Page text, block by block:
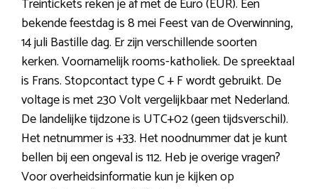
Treintickets reken je af met de Euro (EUR). Een
bekende feestdag is 8 mei Feest van de Overwinning,
14 juli Bastille dag. Er zijn verschillende soorten
kerken. Voornamelijk rooms-katholiek. De spreektaal
is Frans. Stopcontact type C + F wordt gebruikt. De
voltage is met 230 Volt vergelijkbaar met Nederland.
De landelijke tijdzone is UTC+02 (geen tijdsverschil).
Het netnummer is +33. Het noodnummer dat je kunt
bellen bij een ongeval is 112. Heb je overige vragen?
Voor overheidsinformatie kun je kijken op